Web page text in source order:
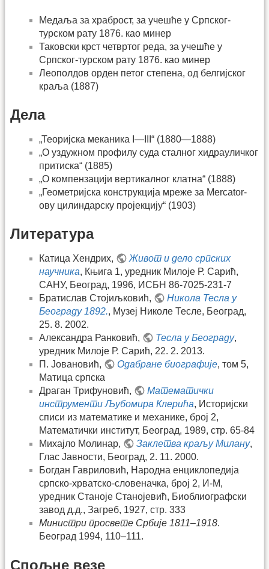
Медаља за храброст, за учешће у Српског-
турском рату 1876. као минер
Таковски крст четвртог реда, за учешће у
Српског-турском рату 1876. као минер
Леополдов орден петог степена, од белгијског
краља (1887)
Дела
„Теоријска меканика I—III“ (1880—1888)
„О уздужном профилу суда сталног хидрауличког
притиска“ (1885)
„О компензацији вертикалног клатна“ (1888)
„Геометријска конструкција мреже за Mercator-
ову цилиндарску пројекцију“ (1903)
Литература
Катица Хендрих,
Живот и дело српских
научника, Књига 1, уредник Милоје Р. Сарић,
САНУ, Београд, 1996, ИСБН 86-7025-231-7
Братислав Стојиљковић,
Никола Тесла у
Београду 1892., Музеј Николе Тесле, Београд,
25. 8. 2002.
Александра Ранковић,
Тесла у Београду,
уредник Милоје Р. Сарић, 22. 2. 2013.
П. Јовановић,
Одабране биографије, том 5,
Матица српска
Драган Трифуновић,
Математички
инструменти Љубомира Клерића, Историјски
списи из математике и механике, број 2,
Математички институт, Београд, 1989, стр. 65-84
Михајло Молинар,
Заклетва краљу Милану,
Глас Јавности, Београд, 2. 11. 2000.
Богдан Гавриловић, Народна енциклопедија
српско-хрватско-словеначка, број 2, И-М,
уредник Станоје Станојевић, Биоблиографски
завод д.д., Загреб, 1927, стр. 333
Министри просвете Србије 1811–1918.
Београд 1994, 110–111.
Спољне везе